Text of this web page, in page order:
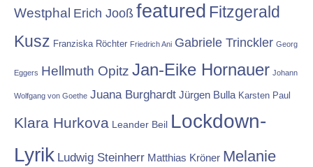
Westphal Erich Jooß featured Fitzgerald
Kusz Franziska Röchter Friedrich Ani Gabriele Trinckler Georg
Eggers Hellmuth Opitz Jan-Eike Hornauer Johann
Wolfgang von Goethe Juana Burghardt Jürgen Bulla Karsten Paul
Klara Hurkova Leander Beil Lockdown-
Lyrik Ludwig Steinherr Matthias Kröner Melanie